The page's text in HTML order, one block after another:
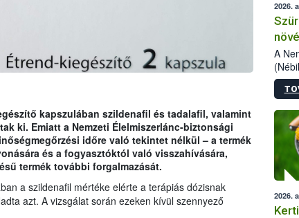
kapszulában szildenafil és tadalafil, valamint
ki. Emiatt a Nemzeti Élelmiszerlánc-biztonsági
időre való tekintet nélkül – a termék
és a fogyasztóktól való visszahívására,
termék további forgalmazását.
a szildenafil mértéke elérte a terápiás dózisnak
azt. A vizsgálat során ezeken kívül szennyező
2026.
A
Az
2026.